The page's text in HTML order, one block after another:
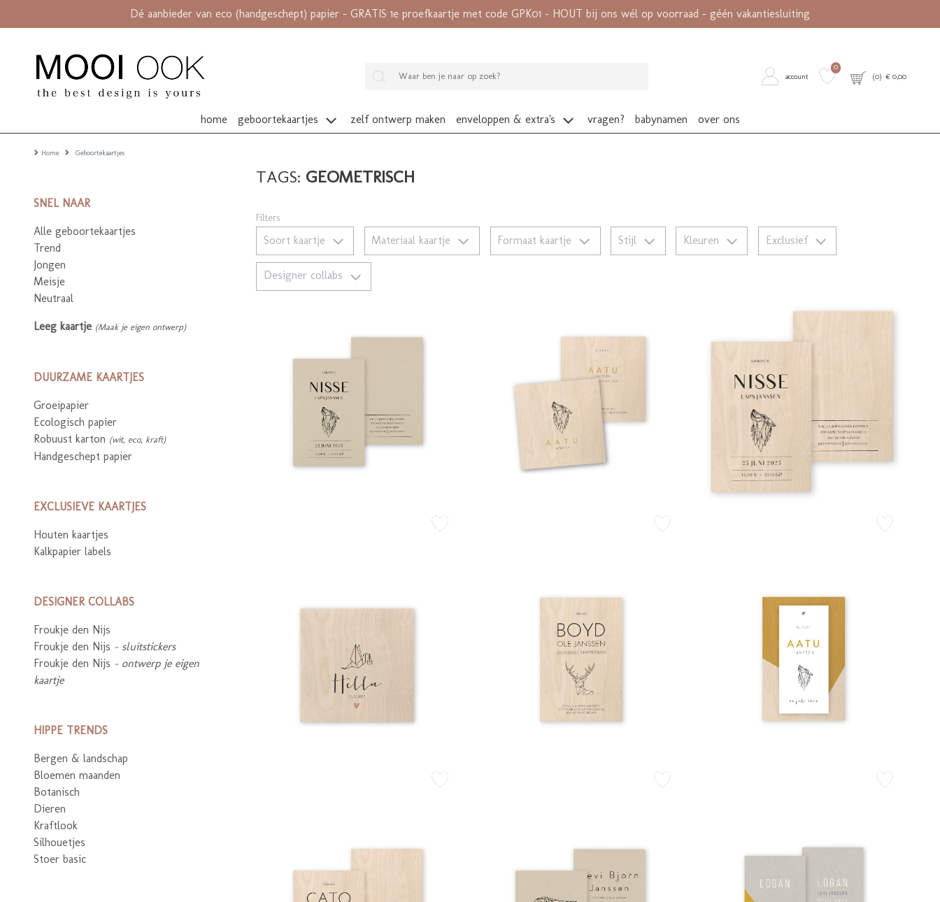
Dé aanbieder van eco (handgeschept) papier - GRATIS 1e proefkaartje met code GPK01 - HOUT bij ons wél op voorraad - géén vakantiesluiting
account
0
(0) € 0,00
home geboortekaartjes zelf ontwerp maken enveloppen & extra's vragen? babynamen over ons
Home Geboortekaartjes
SNEL NAAR
Alle geboortekaartjes
Trend
Jongen
Meisje
Neutraal
Leeg kaartje (Maak je eigen ontwerp)
DUURZAME KAARTJES
Groeipapier
Ecologisch papier
Robuust karton (wit, eco, kraft)
Handgeschept papier
EXCLUSIEVE KAARTJES
Houten kaartjes
Kalkpapier labels
DESIGNER COLLABS
Froukje den Nijs
Froukje den Nijs - sluitstickers
Froukje den Nijs - ontwerp je eigen
kaartje
HIPPE TRENDS
Bergen & landschap
Bloemen maanden
Botanisch
Dieren
Kraftlook
Silhouetjes
Stoer basic
TAGS: GEOMETRISCH
Filters
Soort kaartje Materiaal kaartje Formaat kaartje Stijl Kleuren Exclusief
Designer collabs